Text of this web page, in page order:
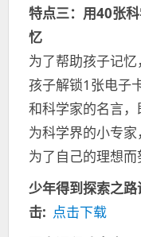
特点三：用40张
忆
为了帮助孩子记
孩子解锁1张电子
和科学家的名言
为科学界的小专家
为了自己的理想而
少年得到探索之
击: 点击下载